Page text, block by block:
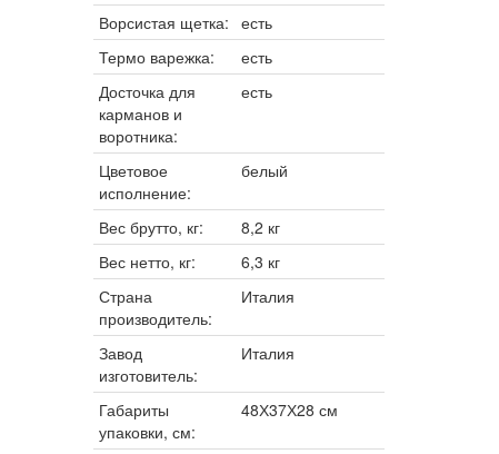
Ворсистая щетка:
есть
Термо варежка:
есть
Досточка для
карманов и
воротника:
есть
Цветовое
исполнение:
белый
Вес брутто, кг:
8,2 кг
Вес нетто, кг:
6,3 кг
Страна
производитель:
Италия
Завод
изготовитель:
Италия
Габариты
упаковки, см:
48Х37Х28 см